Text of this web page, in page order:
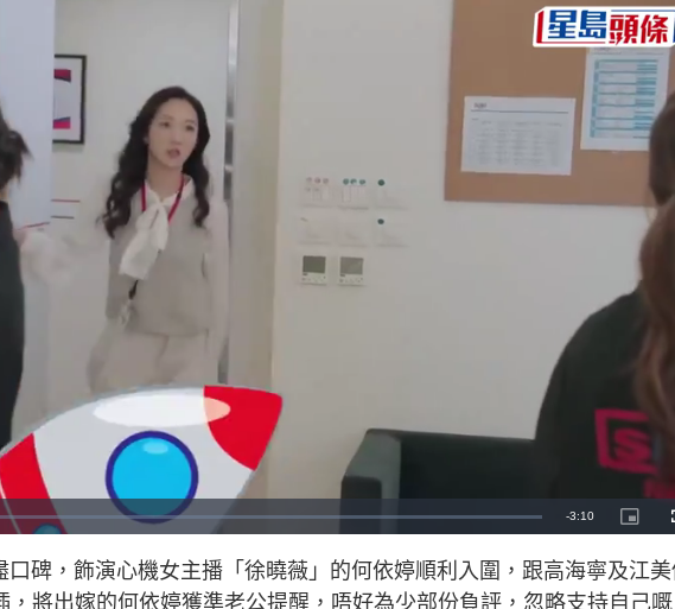
R
-3:10
P
i
t
u
r
e
-
碑，飾演心機女主播「徐曉薇」的何依婷順利入圍，跟高海寧及江
，將出嫁的何依婷獲準老公提醒，唔好為少部份負評，忽略支持自己嘅